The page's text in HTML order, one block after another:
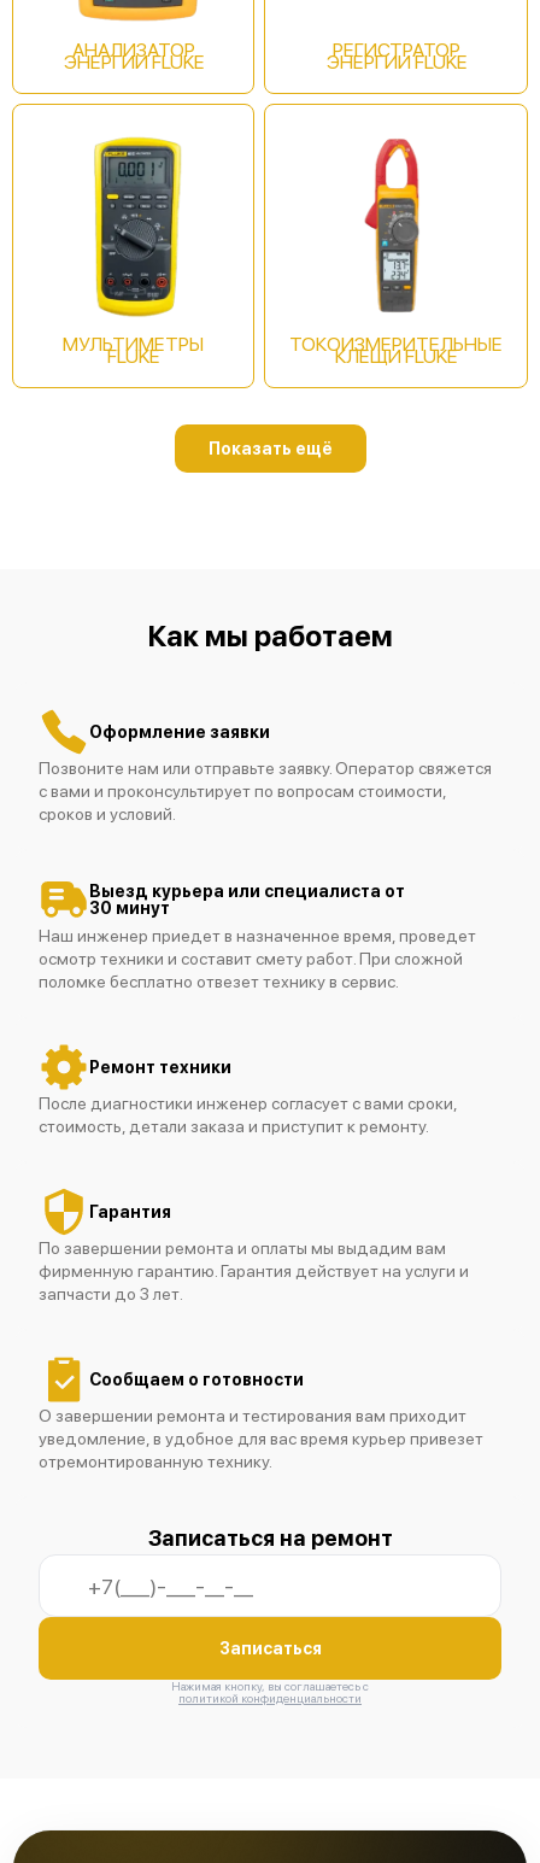
Fluke 8808A/TL
Fluke 115
Fluke 113
Fluke 287
АНАЛИЗАТОР
ЭНЕРГИИ FLUKE
РЕГИСТРАТОР
ЭНЕРГИИ FLUKE
МУЛЬТИМЕТРЫ
FLUKE
ТОКОИЗМЕРИТЕЛЬНЫЕ
КЛЕЩИ FLUKE
Показать ещё
Как мы работаем
Оформление заявки
Позвоните нам или отправьте заявку. Оператор свяжется
с вами и проконсультирует по вопросам стоимости,
сроков и условий.
Выезд курьера или специалиста от
30 минут
Наш инженер приедет в назначенное время, проведет
осмотр техники и составит смету работ. При сложной
поломке бесплатно отвезет технику в сервис.
Ремонт техники
После диагностики инженер согласует с вами сроки,
стоимость, детали заказа и приступит к ремонту.
Гарантия
По завершении ремонта и оплаты мы выдадим вам
фирменную гарантию. Гарантия действует на услуги и
запчасти до 3 лет.
Сообщаем о готовности
О завершении ремонта и тестирования вам приходит
уведомление, в удобное для вас время курьер привезет
отремонтированную технику.
Записаться на ремонт
Записаться
Нажимая кнопку, вы соглашаетесь с
политикой конфиденциальности